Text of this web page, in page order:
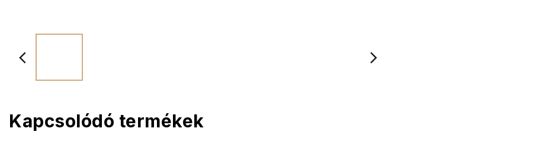
Kapcsolódó termékek